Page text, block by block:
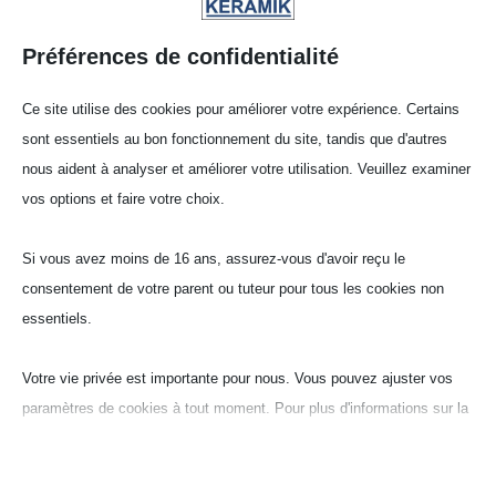
GTS Kera­mik
Made in Germany
Céra­mique tech­nique
Les proprié­tés variées des produits céra­
miques offrent un large éven­tail d’ap­pli­ca­tions.
On trouve désor­mais des compo­sants en céra­
miques. La recherche découvre chaque jour de
nouvelles appli­ca­tions. GTS s’est spécia­lisé
Préférences de confidentialité
Ce site utilise des cookies pour améliorer votre expérience. Certains
sont essentiels au bon fonctionnement du site, tandis que d'autres
nous aident à analyser et améliorer votre utilisation. Veuillez examiner
vos options et faire votre choix.
Si vous avez moins de 16 ans, assurez-vous d'avoir reçu le
consentement de votre parent ou tuteur pour tous les cookies non
essentiels.
Votre vie privée est importante pour nous. Vous pouvez ajuster vos
paramètres de cookies à tout moment. Pour plus d'informations sur la